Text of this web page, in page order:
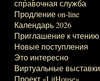
справочная служба
Продление on-line
Календарь 2026
Приглашение к чтению
Новые поступления
Это интересно
Виртуальные выставки
Проект «LitHouse»